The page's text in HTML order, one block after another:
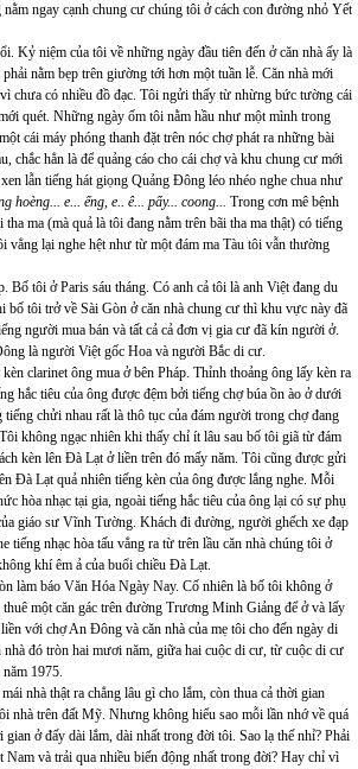
ngay cạnh chung cư chúng tôi ở cách con đường nhỏ Yết
Kỷ niệm của tôi về những ngày đầu tiên đến ở căn nhà ấy là
nằm bẹp trên giường tới hơn một tuần lễ. Căn nhà mới
chưa có nhiều đồ đạc. Tôi ngửi thấy từ nhừng bức tường cái
quét. Những ngày ốm tôi nằm hầu như một mình trong
cái máy phóng thanh đặt trên nóc chợ phát ra những bài
chắc hẳn là để quảng cáo cho cái chợ và khu chung cư mới
lẫn tiếng hát giọng Quảng Đông léo nhéo nghe chua như
hoèng... e... ếng, e.. ê... pẩy... coong... Trong cơn mê bệnh
ma (mà quả là tôi đang nằm trên bãi tha ma thật) có tiếng
vẳng lại nghe hệt như từ một đám ma Tàu tôi vẫn thường
Bố tôi ở Paris sáu tháng. Có anh cả tôi là anh Việt đang du
bố tôi trở về Sài Gòn ở căn nhà chung cư thì khu vực này đã
người mua bán và tất cả cả đơn vị gia cư đã kín người ở.
là người Việt gốc Hoa và người Bắc di cư.
clarinet ông mua ở bên Pháp. Thỉnh thoảng ông lấy kèn ra
hắc tiêu của ông được đệm bởi tiếng chợ búa ồn ào ở dưới
chửi nhau rất là thô tục của đám người trong chợ đang
không ngạc nhiên khi thấy chỉ ít lâu sau bố tôi giã từ đám
kèn lên Đà Lạt ở liền trên đó mấy năm. Tôi cũng được gửi
Đà Lạt quả nhiên tiếng kèn của ông được lắng nghe. Mỗi
hòa nhạc tại gia, ngoài tiếng hắc tiêu của ông lại có sự phụ
giáo sư Vĩnh Tường. Khách đi đường, người ghếch xe đạp
tiếng nhạc hòa tấu vẳng ra từ trên lầu căn nhà chúng tôi ở
khí êm ả của buổi chiều Đà Lạt.
làm báo Văn Hóa Ngày Nay. Cố nhiên là bố tôi không ở
một căn gác trên đường Trương Minh Giảng để ở và lấy
với chợ An Đông và căn nhà của mẹ tôi cho đến ngày di
đó tròn hai mươi năm, giữa hai cuộc di cư, từ cuộc di cư
1975.
nhà thật ra chẳng lâu gì cho lắm, còn thua cả thời gian
nhà trên đất Mỹ. Nhưng không hiểu sao mỗi lần nhớ về quá
ở đấy dài lắm, dài nhất trong đời tôi. Sao lạ thế nhỉ? Phải
và trải qua nhiều biến động nhất trong đời? Hay chỉ vì